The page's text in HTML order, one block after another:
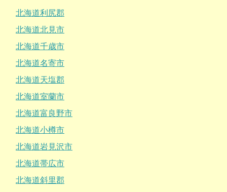
北海道利尻郡
北海道北見市
北海道千歳市
北海道名寄市
北海道天塩郡
北海道室蘭市
北海道富良野市
北海道小樽市
北海道岩見沢市
北海道帯広市
北海道斜里郡